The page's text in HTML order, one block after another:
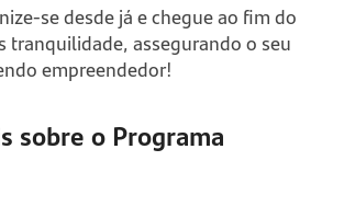
se desde já e chegue ao fim do
tranquilidade, assegurando o seu
empreendedor!
sobre o Programa